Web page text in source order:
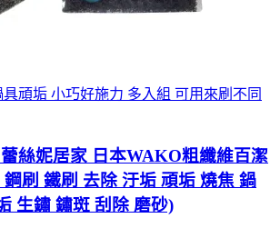
頑垢 小巧好施力 多入組 可用來刷不同
絲妮居家 日本WAKO粗纖維百潔
刷 鐵刷 去除 汙垢 頑垢 燒焦 鍋
生鏽 鏽斑 刮除 磨砂)